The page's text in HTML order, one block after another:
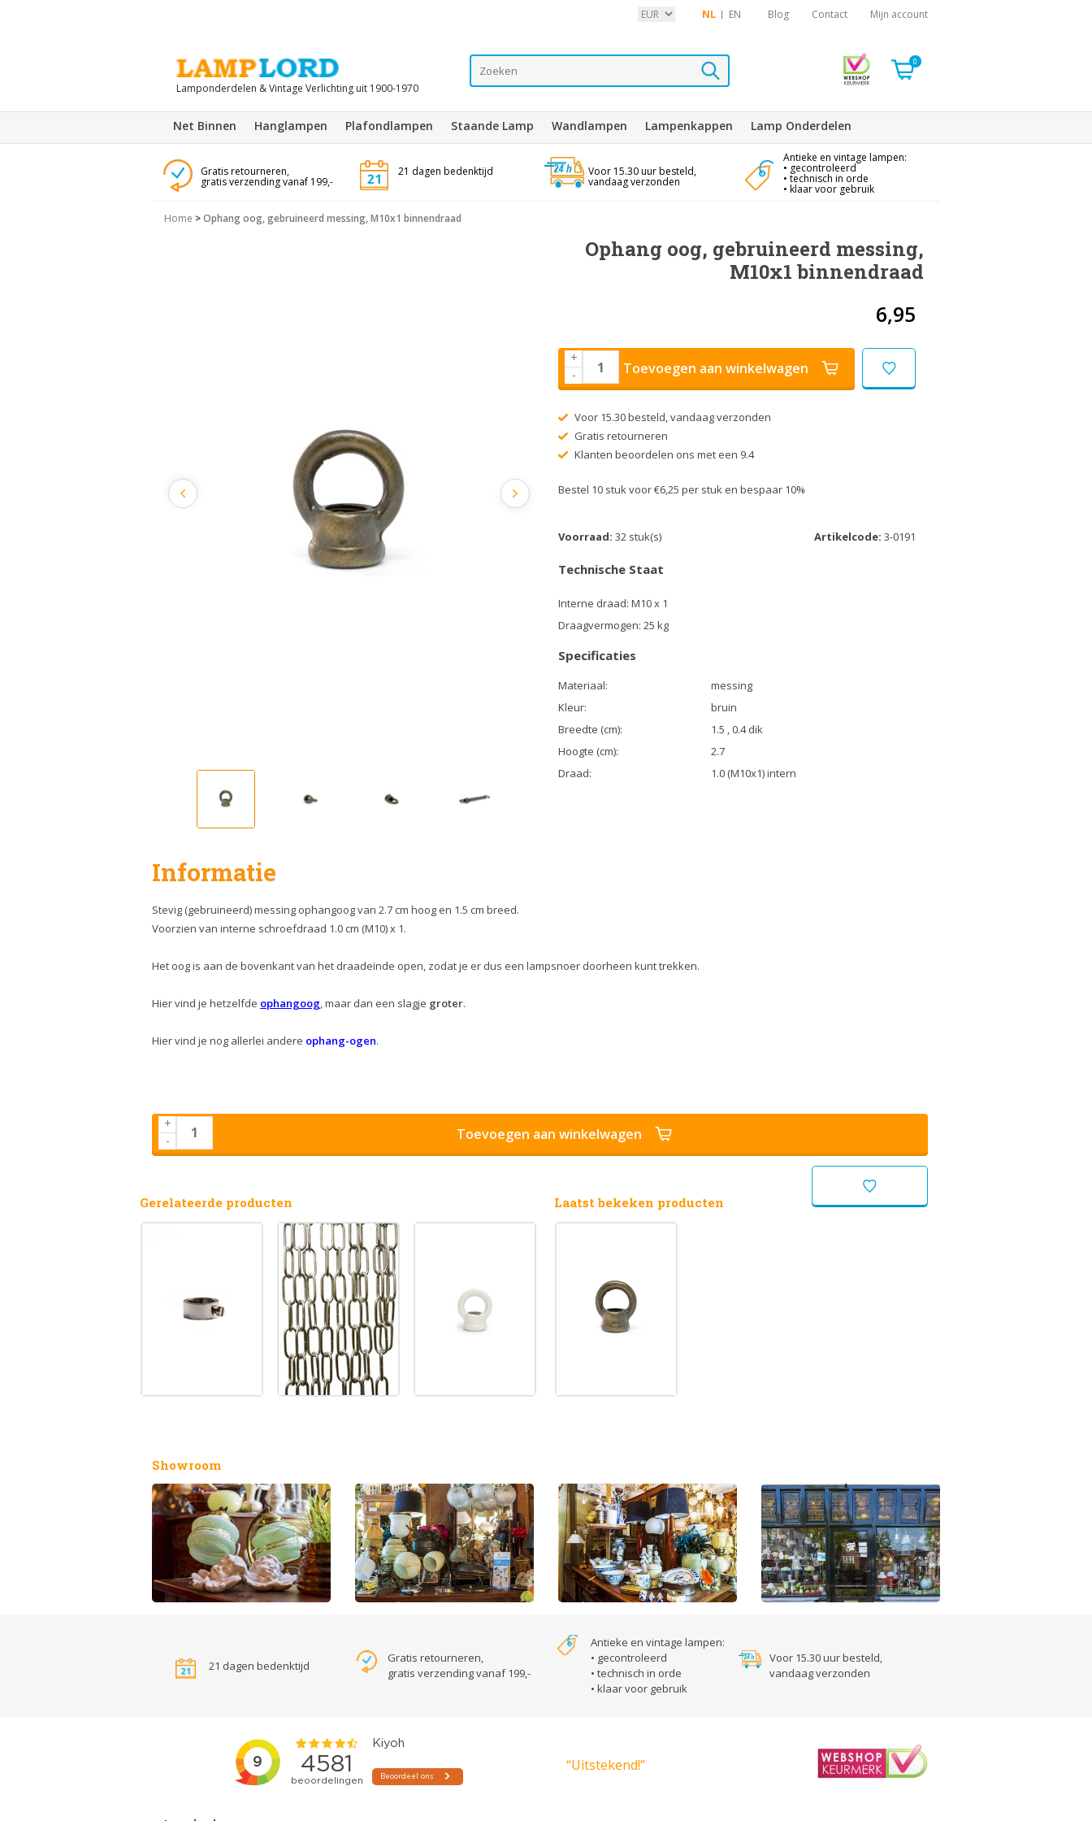
NL EN Blog Contact Mijn account
Lamponderdelen & Vintage Verlichting uit 1900-1970
0
Net Binnen Hanglampen Plafondlampen Staande Lamp Wandlampen Lampenkappen Lamp Onderdelen
Gratis retourneren,
gratis verzending vanaf 199,-
21 dagen bedenktijd Voor 15.30 uur besteld,
vandaag verzonden
Antieke en vintage lampen:
• gecontroleerd
• technisch in orde
• klaar voor gebruik
Home >Ophang oog, gebruineerd messing, M10x1 binnendraad
Ophang oog, gebruineerd messing,
M10x1 binnendraad
6,95
+
-
Toevoegen aan winkelwagen
Voor 15.30 besteld, vandaag verzonden
Gratis retourneren
Klanten beoordelen ons met een 9.4
Bestel 10 stuk voor €6,25 per stuk en bespaar 10%
Voorraad: 32 stuk(s) Artikelcode: 3-0191
Technische Staat
Interne draad: M10 x 1
Draagvermogen: 25 kg
Specificaties
Materiaal:
messing
Kleur:
bruin
Breedte (cm):
1.5 , 0.4 dik
Hoogte (cm):
2.7
Draad:
1.0 (M10x1) intern
Informatie
Stevig (gebruineerd) messing ophangoog van 2.7 cm hoog en 1.5 cm breed.
Voorzien van interne schroefdraad 1.0 cm (M10) x 1.
Het oog is aan de bovenkant van het draadeinde open, zodat je er dus een lampsnoer doorheen kunt trekken.
Hier vind je hetzelfde ophangoog , maar dan een slagje groter.
Hier vind je nog allerlei andere ophang-ogen.
+
-
Toevoegen aan winkelwagen
Gerelateerde producten Laatst bekeken producten
Showroom
21 dagen bedenktijd
Gratis retourneren,
gratis verzending vanaf 199,-
Antieke en vintage lampen:
• gecontroleerd
• technisch in orde
• klaar voor gebruik
Voor 15.30 uur besteld,
vandaag verzonden
“Uitstekend!”